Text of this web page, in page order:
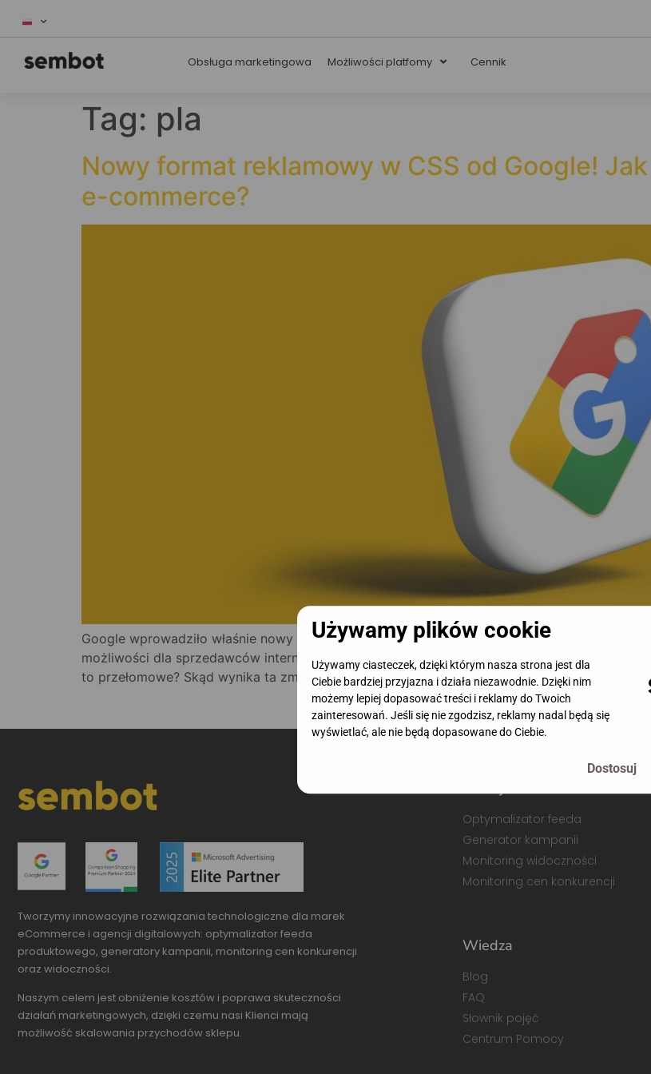
Używamy plików cookie
Używamy ciasteczek, dzięki którym nasza strona jest dla
Ciebie bardziej przyjazna i działa niezawodnie. Dzięki nim
możemy lepiej dopasować treści i reklamy do Twoich
zainteresowań. Jeśli się nie zgodzisz, reklamy nadal będą się
wyświetlać, ale nie będą dopasowane do Ciebie.
Obsługa marketingowa Możliwości platfomy Cennik
Tag: pla
Nowy format reklamowy w CSS od Google!
e-commerce?
Google wprowadziło właśnie nowy format reklamowy w CSS – CSS PLA (Comparison
możliwości dla sprzedawców internetowych, agencji performance, specjalistów PPC i
to przełomowe? Skąd wynika ta zmiana? Na czym dokładnie polega?
Tworzymy innowacyjne rozwiązania technologiczne dla marek
eCommerce i agencji digitalowych: optymalizator feeda
produktowego, generatory kampanii, monitoring cen konkurencji
oraz widoczności.
Naszym celem jest obniżenie kosztów i poprawa skuteczności
działań marketingowych, dzięki czemu nasi Klienci mają
możliwość skalowania przychodów sklepu.
Optymalizator feeda
Generator kampanii
Monitoring widoczności
Monitoring cen konkurencji
Wiedza
Blog
FAQ
Słownik pojęć
Centrum Pomocy